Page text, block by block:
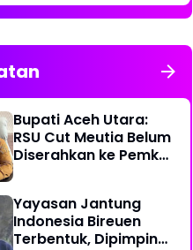
Presiden Prabowo di
Bupati Aceh Utara:
RSU Cut Meutia Belum
Diserahkan ke Pemko
Yayasan Jantung
Indonesia Bireuen
Terbentuk, Dipimpin